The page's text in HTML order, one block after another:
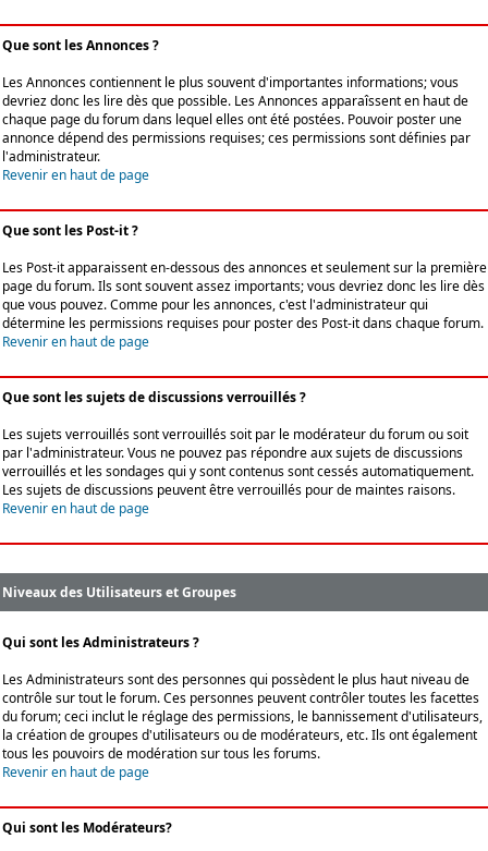
Que sont les Annonces ?
Les Annonces contiennent le plus souvent d'importantes informations; vous
devriez donc les lire dès que possible. Les Annonces apparaîssent en haut de
chaque page du forum dans lequel elles ont été postées. Pouvoir poster une
annonce dépend des permissions requises; ces permissions sont définies par
l'administrateur.
Revenir en haut de page
Que sont les Post-it ?
Les Post-it apparaissent en-dessous des annonces et seulement sur la première
page du forum. Ils sont souvent assez importants; vous devriez donc les lire dès
que vous pouvez. Comme pour les annonces, c'est l'administrateur qui
détermine les permissions requises pour poster des Post-it dans chaque forum.
Revenir en haut de page
Que sont les sujets de discussions verrouillés ?
Les sujets verrouillés sont verrouillés soit par le modérateur du forum ou soit
par l'administrateur. Vous ne pouvez pas répondre aux sujets de discussions
verrouillés et les sondages qui y sont contenus sont cessés automatiquement.
Les sujets de discussions peuvent être verrouillés pour de maintes raisons.
Revenir en haut de page
Niveaux des Utilisateurs et Groupes
Qui sont les Administrateurs ?
Les Administrateurs sont des personnes qui possèdent le plus haut niveau de
contrôle sur tout le forum. Ces personnes peuvent contrôler toutes les facettes
du forum; ceci inclut le réglage des permissions, le bannissement d'utilisateurs,
la création de groupes d'utilisateurs ou de modérateurs, etc. Ils ont également
tous les pouvoirs de modération sur tous les forums.
Revenir en haut de page
Qui sont les Modérateurs?